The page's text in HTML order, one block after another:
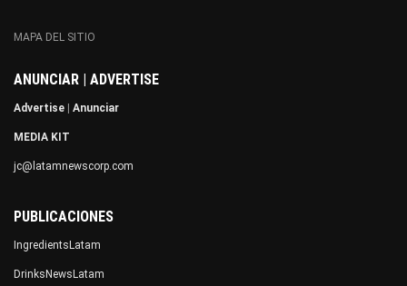
MAPA DEL SITIO
ANUNCIAR | ADVERTISE
Advertise Anunciar
MEDIA KIT
jc@latamnewscorp.com
PUBLICACIONES
IngredientsLatam
DrinksNewsLatam